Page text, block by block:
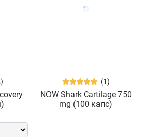
(1)
NOW Shark Cartilage 750
mg (100 капс)